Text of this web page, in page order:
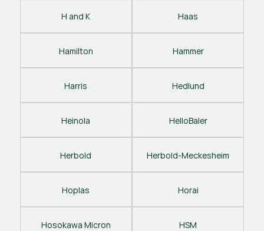
H and K Haas
Hamilton Hammer
Harris Hedlund
Heinola HelloBaler
Herbold Herbold-Meckesheim
Hoplas Horai
Hosokawa Micron HSM